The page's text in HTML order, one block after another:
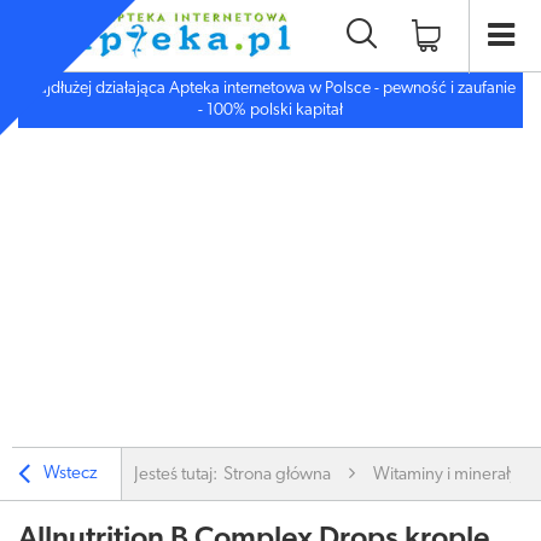
Najdłużej działająca Apteka internetowa w Polsce - pewność i zaufanie
- 100% polski kapitał
Wstecz Jesteś tutaj: Strona główna Witaminy i minerały